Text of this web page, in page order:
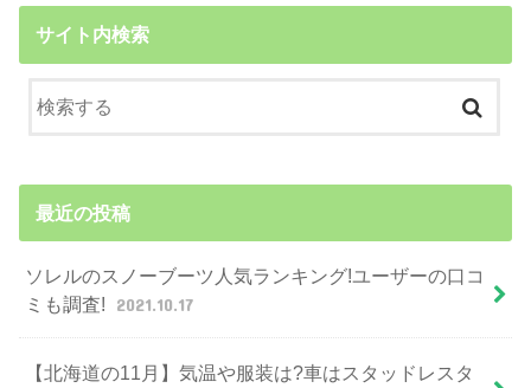
サイト内検索
最近の投稿
ソレルのスノーブーツ人気ランキング!ユーザーの口コ
ミも調査!
2021.10.17
【北海道の11月】気温や服装は?車はスタッドレスタ